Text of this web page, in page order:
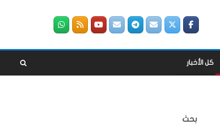
كل الأخبار
بحث